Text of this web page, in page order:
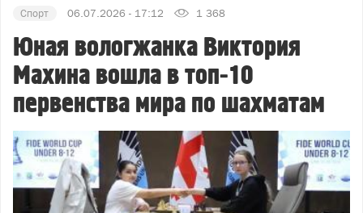
Спорт 06.07.2026 - 17:12 1 368
Юная вологжанка Виктория
Махина вошла в топ‑10
первенства мира по шахматам